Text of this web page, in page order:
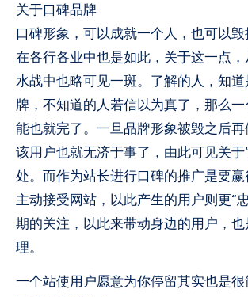
关于口碑品牌
口碑形象，可以成就一个人，也可以
在各行各业中也是如此，关于这一点，
水战中也略可见一斑。了解的人，知
牌，不知道的人若信以为真了，那么
能也就完了。一旦品牌形象被毁之后
该用户也就无济于事了，由此可见关于
处。而作为站长进行口碑的推广是要
主动接受网站，以此产生的用户则更“
期的关注，以此来带动身边的用户，
理。
一个站使用户愿意为你停留其实也是